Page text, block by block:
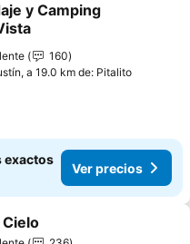
a favoritos
y Camping
160
a 19.0 km de: Pitalito
exactos
Ver precios
a favoritos
Cielo